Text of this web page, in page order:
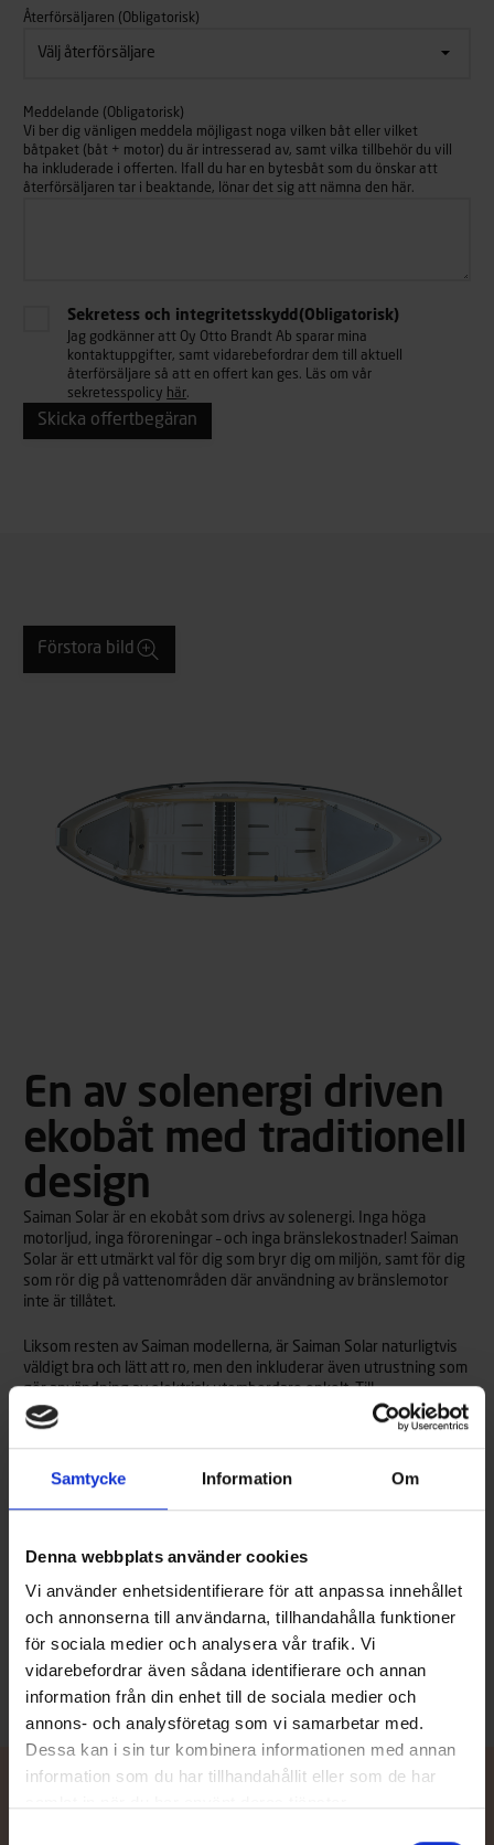
Samtycke Information Om
Denna webbplats använder cookies
Vi använder enhetsidentifierare för att anpassa innehållet
och annonserna till användarna, tillhandahålla funktioner
för sociala medier och analysera vår trafik. Vi
vidarebefordrar även sådana identifierare och annan
information från din enhet till de sociala medier och
annons- och analysföretag som vi samarbetar med.
Dessa kan i sin tur kombinera informationen med annan
information som du har tillhandahållit eller som de har
Återförsäljaren (Obligatorisk)
Meddelande (Obligatorisk)
Vi ber dig vänligen meddela möjligast noga vilken båt eller vilket
båtpaket (båt + motor) du är intresserad av, samt vilka tillbehör du vill
ha inkluderade i offerten. Ifall du har en bytesbåt som du önskar att
återförsäljaren tar i beaktande, lönar det sig att nämna den här.
Sekretess och integritetsskydd (Obligatorisk)
Jag godkänner att Oy Otto Brandt Ab sparar mina
kontaktuppgifter, samt vidarebefordrar dem till aktuell
återförsäljare så att en offert kan ges. Läs om vår
sekretesspolicy här.
Förstora bild
En av solenergi driven
ekobåt med traditionell
design
Saiman Solar är en ekobåt som drivs av solenergi. Inga höga
motorljud, inga föroreningar – och inga bränslekostnader! Saiman
Solar är ett utmärkt val för dig som bryr dig om miljön, samt för dig
som rör dig på vattenområden där användning av bränslemotor
inte är tillåtet.
Liksom resten av Saiman modellerna, är Saiman Solar naturligtvis
väldigt bra och lätt att ro, men den inkluderar även utrustning som
gör användning av elektrisk utombordare enkelt. Till
standardpriset hör ett par åror med årklykor, samt därtill en 30 W
solpanel som integrerats i mittbänken, en laddningsregulator
samt ett batterihölje. Lägg bara till ett batteri som motsvarar ditt
användningsbehov samt en elektrisk utombordare av valfritt
märke. Ifall du väljer en elektisk utombordare med inbyggt batteri,
behöver du nödvändligtvis inte ens ett separat batteri utan du
utombordare monterad på akterspegeln. Använder man båten
utan motor bör detta viktkompenseras med 10 kg extra vikt, så
att båten töms från regnvatten så bra som möjligt.